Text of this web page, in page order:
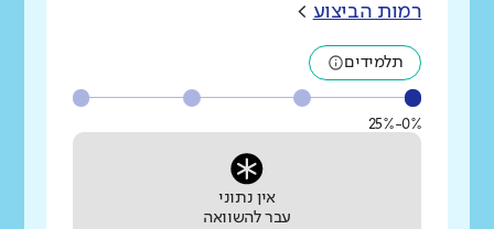
רמות הביצוע >
תלמידים
0%-25%
אין נתוני
עבר להשוואה